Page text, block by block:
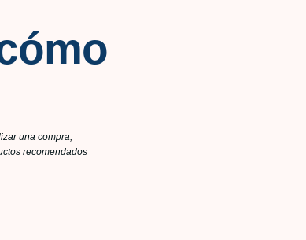
una compra,
recomendados